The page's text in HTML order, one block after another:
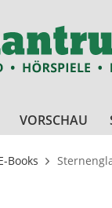
VORSCHAU
Books